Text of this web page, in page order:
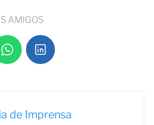
AMIGOS
de Imprensa